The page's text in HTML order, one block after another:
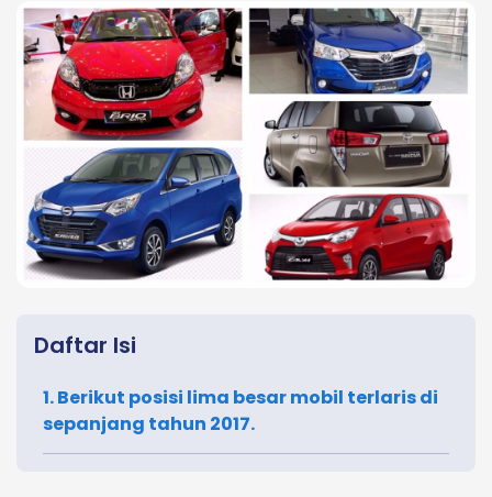
Daftar Isi
1. Berikut posisi lima besar mobil terlaris di
sepanjang tahun 2017.